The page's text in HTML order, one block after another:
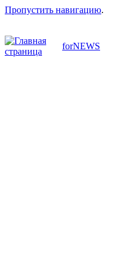
Пропустить навигацию.
forNEWS